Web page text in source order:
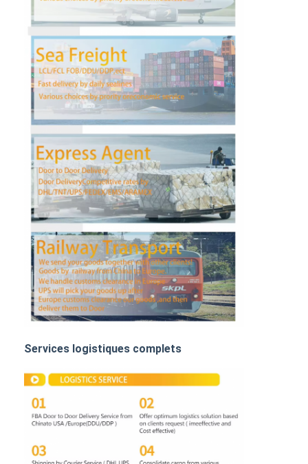
Fret international en avant
Fret aérien en avant
fret maritime
DDP expédition de la Chine
expédition exprès
FRET FERROVIAIRE
Expédier à Amazon
Transport de marchandises par camion
Service d'entreposage
Services logistiques complets